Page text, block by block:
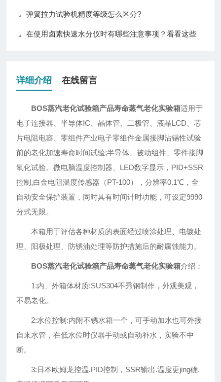
弹簧拉力试验机精度等级怎么区分?
在使用卤素快速水分仪时有哪些注意事项？看看这些
详细介绍 在线留言
BOS蒸汽老化试验箱产品寿命蒸气老化实验箱适用于
电子连接器、半导体IC、晶体管、二极管、液晶LCD、芯
片电阻电容、零组件产业电子零组件金属接脚沾锡性试验
前的老化加速寿命时间试验;半导体、被动组件、零件接脚
氧化试验。微电脑温度控制器、LED数字显示，PID+SSR
控制,白金电阻温度传感器（PT-100），分辨率0.1℃，全
自动安全保护装置，同时具有时间计时功能，可设定9990
分式无限。
本箱用于评估各种材质的表面经过喷涂处理、电镀处
理、阳极处理、防锈油处理等防护措施后的耐腐蚀能力。
BOS蒸汽老化试验箱产品寿命蒸气老化实验箱介绍：
1:内、外箱体材质:SUS304不秀钢制作，外观美观，
不易老化。
2:水位控制:内附不锈水箱一个，可手动加水也可外接
自来水管，在低水位时仪器手动或自动补水，实验不中
断。
3:日本欧姆龙控温.PID控制，SSR输出.温度更jing确.